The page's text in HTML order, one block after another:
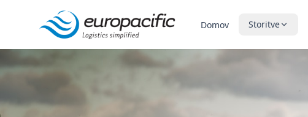
Domov Storitve